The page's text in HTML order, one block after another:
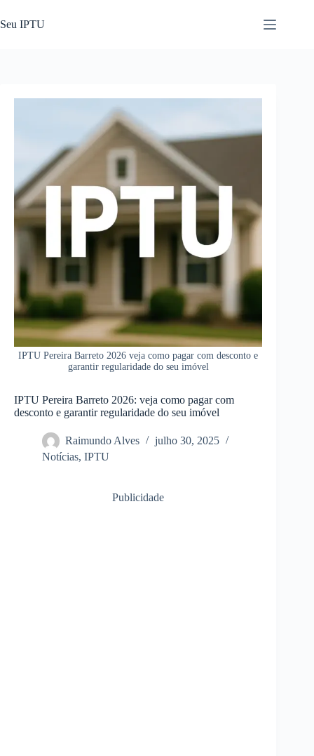
para
o
Seu IPTU
IPTU Pereira Barreto 2026 veja como pagar com desconto e
garantir regularidade do seu imóvel
IPTU Pereira Barreto 2026: veja como pagar com
desconto e garantir regularidade do seu imóvel
Raimundo Alves
julho 30, 2025
Notícias, IPTU
Publicidade